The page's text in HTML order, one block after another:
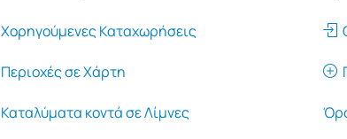
Χορηγούμενες Καταχωρήσεις
Περιοχές σε Χάρτη
Καταλύματα κοντά σε Λίμνες